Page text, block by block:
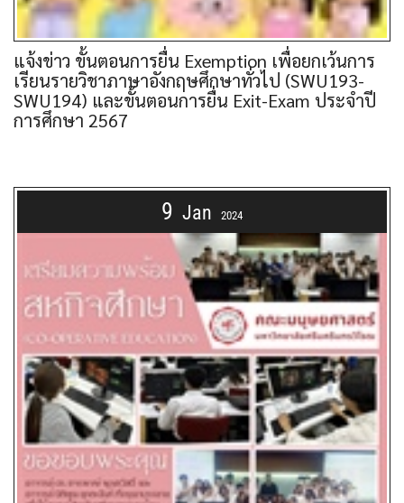
แจ้งข่าว ขั้นตอนการยื่น Exemption เพื่อยกเว้นการ
เรียนรายวิชาภาษาอังกฤษศึกษาทั่วไป (SWU193-
SWU194) และขั้นตอนการยื่น Exit-Exam ประจำปี
การศึกษา 2567
9 Jan 2024